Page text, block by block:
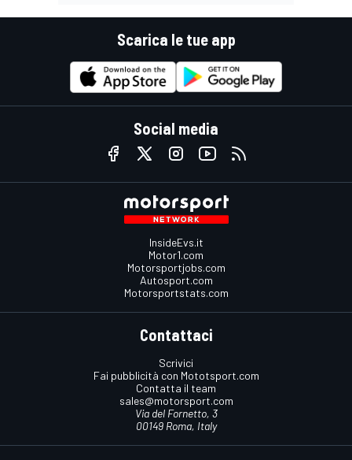
Scarica le tue app
Social media
InsideEvs.it
Motor1.com
Motorsportjobs.com
Autosport.com
Motorsportstats.com
Contattaci
Scrivici
Fai pubblicità con Mototsport.com
Contatta il team
sales@motorsport.com
Via del Fornetto, 3
00149 Roma, Italy